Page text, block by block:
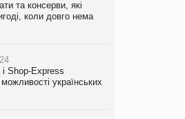
та консерви, які
коли довго нема
Shop-Express
українських